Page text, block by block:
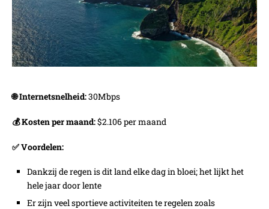
🌐 Internetsnelheid:30Mbps
💰 Kosten per maand:$2.106 per maand
✅ Voordelen:
Dankzij de regen is dit land elke dag in bloei; het lijkt het
hele jaar door lente
Er zijn veel sportieve activiteiten te regelen zoals